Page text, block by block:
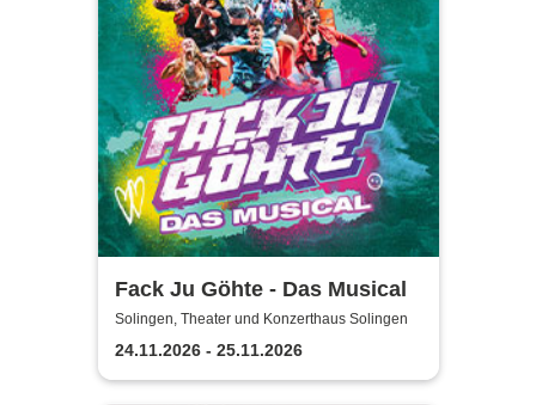
Fack Ju Göhte - Das Musical
Solingen, Theater und Konzerthaus Solingen
24.11.2026 - 25.11.2026